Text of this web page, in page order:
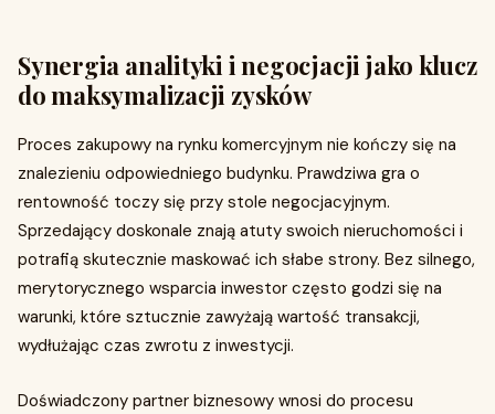
Synergia analityki i negocjacji jako klucz
do maksymalizacji zysków
Proces zakupowy na rynku komercyjnym nie kończy się na
znalezieniu odpowiedniego budynku. Prawdziwa gra o
rentowność toczy się przy stole negocjacyjnym.
Sprzedający doskonale znają atuty swoich nieruchomości i
potrafią skutecznie maskować ich słabe strony. Bez silnego,
merytorycznego wsparcia inwestor często godzi się na
warunki, które sztucznie zawyżają wartość transakcji,
wydłużając czas zwrotu z inwestycji.
Doświadczony partner biznesowy wnosi do procesu